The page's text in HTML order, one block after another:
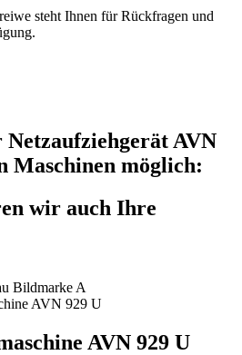
steht Ihnen für Rückfragen und
AVN
Maschinen möglich:
wir auch Ihre
AVN 929 U